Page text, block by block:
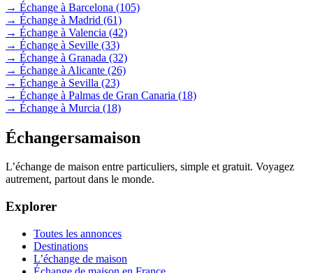
→ Échange à Barcelona (105)
→ Échange à Madrid (61)
→ Échange à Valencia (42)
→ Échange à Seville (33)
→ Échange à Granada (32)
→ Échange à Alicante (26)
→ Échange à Sevilla (23)
→ Échange à Palmas de Gran Canaria (18)
→ Échange à Murcia (18)
Échangersamaison
L’échange de maison entre particuliers, simple et gratuit. Voyagez
autrement, partout dans le monde.
Explorer
Toutes les annonces
Destinations
L’échange de maison